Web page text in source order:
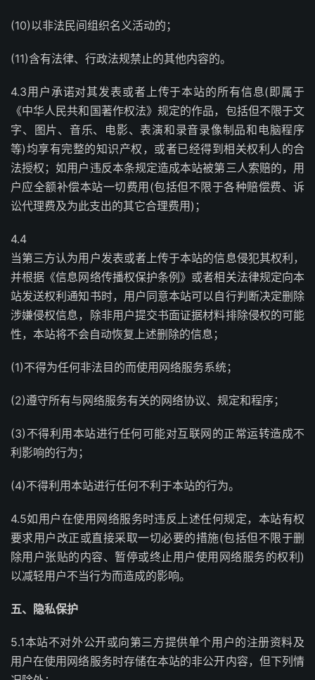
(10)以非法民间组织名义活动的；
(11)含有法律、行政法规禁止的其他内容的。
4.3用户承诺对其发表或者上传于本站的所有信息(即属于
《中华人民共和国著作权法》规定的作品，包括但不限于文
字、图片、音乐、电影、表演和录音录像制品和电脑程序
等)均享有完整的知识产权，或者已经得到相关权利人的合
法授权；如用户违反本条规定造成本站被第三人索赔的，用
户应全额补偿本站一切费用(包括但不限于各种赔偿费、诉
讼代理费及为此支出的其它合理费用)；
4.4
当第三方认为用户发表或者上传于本站的信息侵犯其权利，
并根据《信息网络传播权保护条例》或者相关法律规定向本
站发送权利通知书时，用户同意本站可以自行判断决定删除
涉嫌侵权信息，除非用户提交书面证据材料排除侵权的可能
性，本站将不会自动恢复上述删除的信息；
(1)不得为任何非法目的而使用网络服务系统；
(2)遵守所有与网络服务有关的网络协议、规定和程序；
(3)不得利用本站进行任何可能对互联网的正常运转造成不
利影响的行为；
(4)不得利用本站进行任何不利于本站的行为。
4.5如用户在使用网络服务时违反上述任何规定，本站有权
要求用户改正或直接采取一切必要的措施(包括但不限于删
除用户张贴的内容、暂停或终止用户使用网络服务的权利)
以减轻用户不当行为而造成的影响。
五、隐私保护
5.1本站不对外公开或向第三方提供单个用户的注册资料及
用户在使用网络服务时存储在本站的非公开内容，但下列情